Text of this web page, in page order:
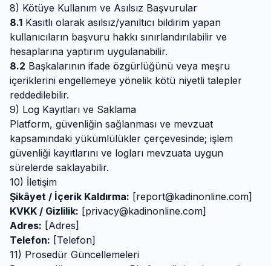
8) Kötüye Kullanım ve Asılsız Başvurular
8.1 Kasıtlı olarak asılsız/yanıltıcı bildirim yapan
kullanıcıların başvuru hakkı sınırlandırılabilir ve
hesaplarına yaptırım uygulanabilir.
8.2 Başkalarının ifade özgürlüğünü veya meşru
içeriklerini engellemeye yönelik kötü niyetli talepler
reddedilebilir.
9) Log Kayıtları ve Saklama
Platform, güvenliğin sağlanması ve mevzuat
kapsamındaki yükümlülükler çerçevesinde; işlem
güvenliği kayıtlarını ve logları mevzuata uygun
sürelerde saklayabilir.
10) İletişim
Şikâyet / İçerik Kaldırma: [report@kadinonline.com]
KVKK / Gizlilik: [privacy@kadinonline.com]
Adres: [Adres]
Telefon: [Telefon]
11) Prosedür Güncellemeleri